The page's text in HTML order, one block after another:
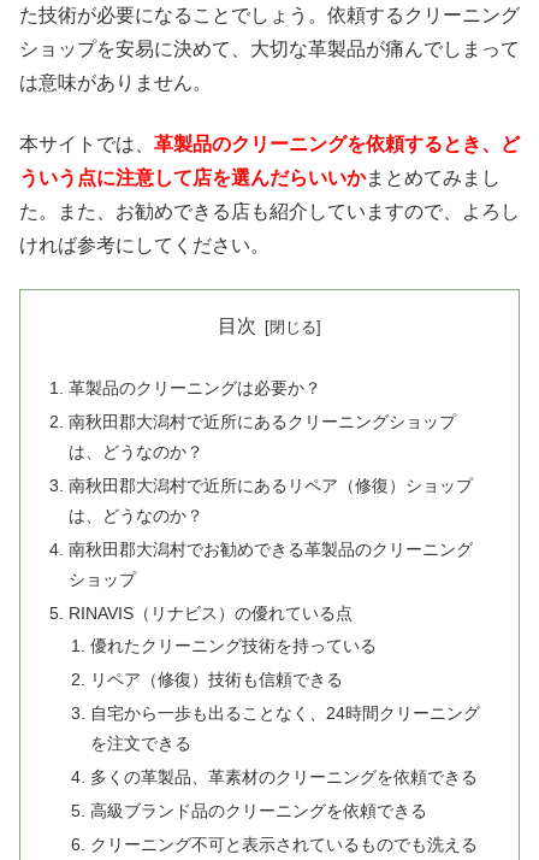
た技術が必要になることでしょう。依頼するクリーニング
ショップを安易に決めて、大切な革製品が痛んでしまって
は意味がありません。
本サイトでは、 革製品のクリーニングを依頼するとき、ど
ういう点に注意して店を選んだらいいかまとめてみまし
た。また、お勧めできる店も紹介していますので、よろし
ければ参考にしてください。
目次
革製品のクリーニングは必要か？
南秋田郡大潟村で近所にあるクリーニングショップ
は、どうなのか？
南秋田郡大潟村で近所にあるリペア（修復）ショップ
は、どうなのか？
南秋田郡大潟村でお勧めできる革製品のクリーニング
ショップ
RINAVIS（リナビス）の優れている点
優れたクリーニング技術を持っている
リペア（修復）技術も信頼できる
自宅から一歩も出ることなく、24時間クリーニング
を注文できる
多くの革製品、革素材のクリーニングを依頼できる
高級ブランド品のクリーニングを依頼できる
クリーニング不可と表示されているものでも洗える